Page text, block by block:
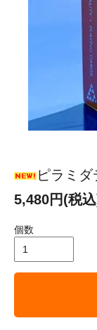
ピラミ
5,480円(税
個数